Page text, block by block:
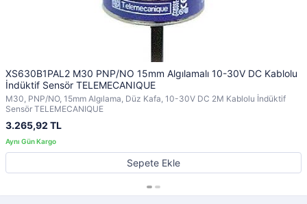
XS630B1PAL2 M30 PNP/NO 15mm Algılamalı 10-30V DC Kablolu
İndüktif Sensör TELEMECANIQUE
M30, PNP/NO, 15mm Algılama, Düz Kafa, 10-30V DC 2M Kablolu İndüktif
Sensör TELEMECANIQUE
3.265,92 TL
Sepete Ekle